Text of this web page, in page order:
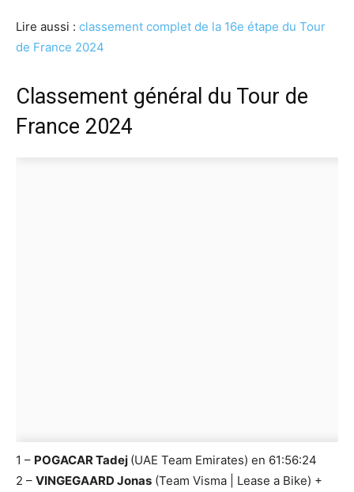
Lire aussi : classement complet de la 16e étape du Tour
de France 2024
Classement général du Tour de
France 2024
1 – POGACAR Tadej (UAE Team Emirates) en 61:56:24
2 – VINGEGAARD Jonas (Team Visma | Lease a Bike) +